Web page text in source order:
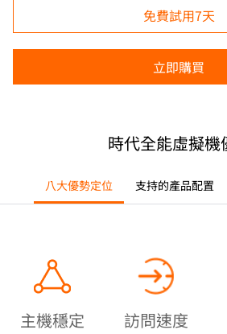
時代全能虛擬機
八大優勢定位 支持的產品配置
主機穩定 訪問速度